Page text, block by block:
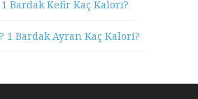
Bardak Kefir Kaç Kalori?
1 Bardak Ayran Kaç Kalori?